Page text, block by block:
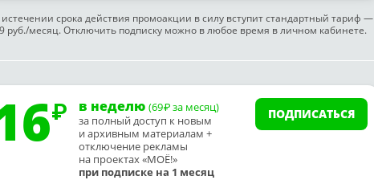
срока действия промоакции в силу вступит стандартный тариф —
руб./месяц. Отключить подписку можно в любое время в личном кабинете.
в неделю (69₽ за месяц)
за полный доступ к новым
и архивным материалам +
отключение рекламы
на проектах «МОЁ!»
при подписке на 1 месяц
ПОДПИСАТЬСЯ